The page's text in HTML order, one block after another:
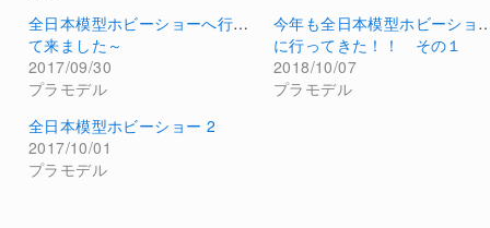
全日本模型ホビーショーへ行っ
て来ました～
2017/09/30
プラモデル
今年も全日本模型ホビーショ
に行ってきた！！ その１
2018/10/07
プラモデル
全日本模型ホビーショー 2
2017/10/01
プラモデル